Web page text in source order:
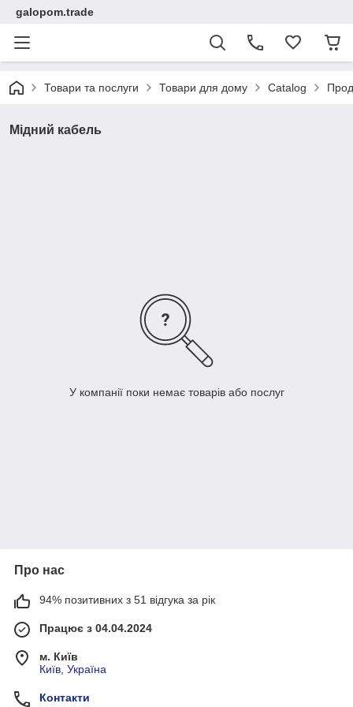
galopom.trade
Товари та послуги Товари для дому Catalog
Мідний кабель
У компанії поки немає товарів або послуг
Про нас
94% позитивних з 51 відгука за рік
Працює з 04.04.2024
м. Київ
Київ, Україна
Контакти